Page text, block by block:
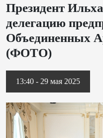
Президент
делегацию
Объединенных
(ФОТО)
13:40 - 29 мая 2025